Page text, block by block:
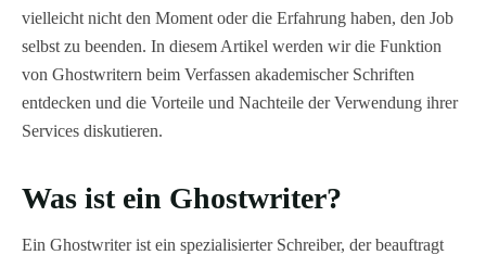
vielleicht nicht den Moment oder die Erfahrung haben, den Job
selbst zu beenden. In diesem Artikel werden wir die Funktion
von Ghostwritern beim Verfassen akademischer Schriften
entdecken und die Vorteile und Nachteile der Verwendung ihrer
Services diskutieren.
Was ist ein Ghostwriter?
Ein Ghostwriter ist ein spezialisierter Schreiber, der beauftragt